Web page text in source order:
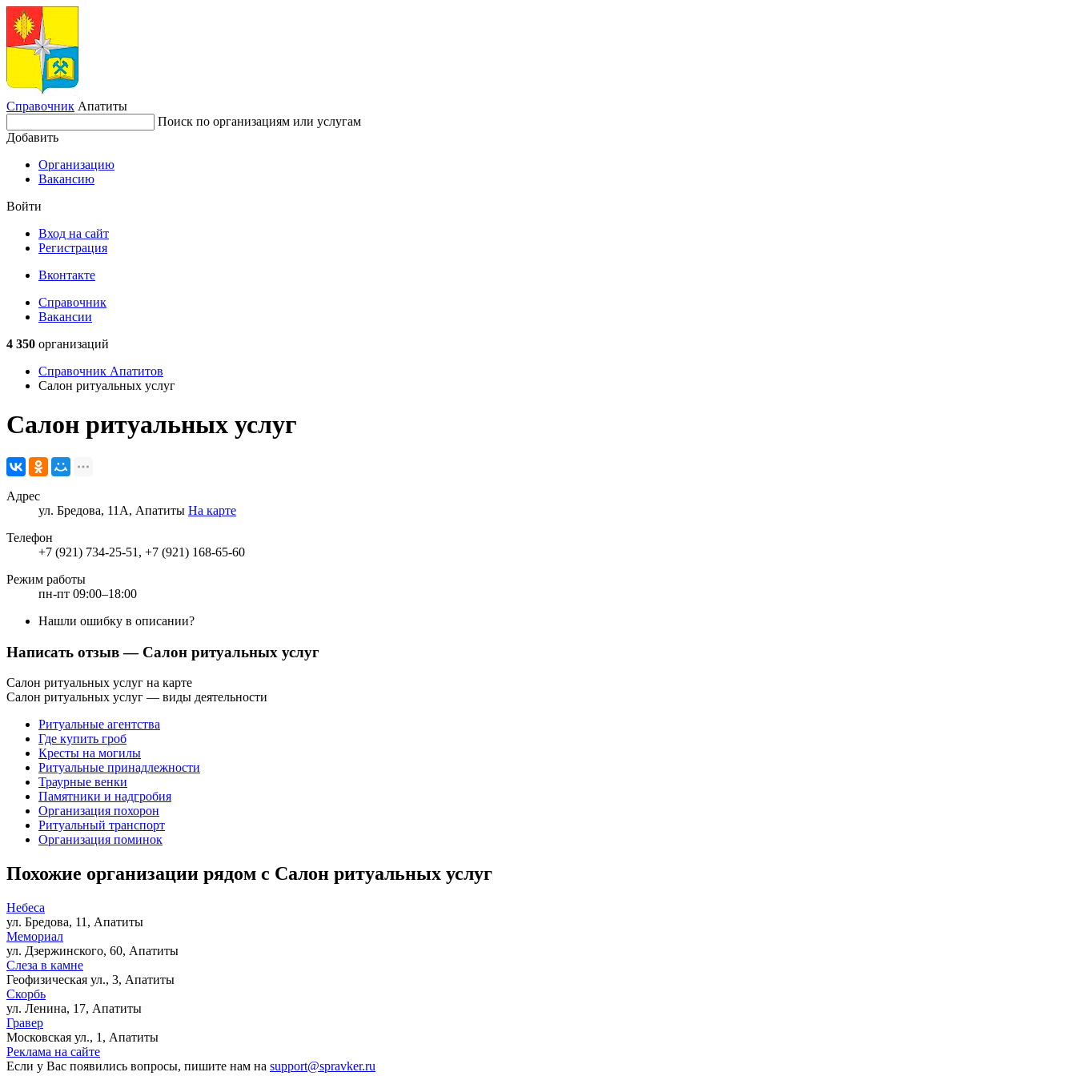
Справочник Апатиты
Поиск по организациям или услугам
Добавить
Организацию
Вакансию
Войти
Вход на сайт
Регистрация
Вконтакте
Справочник
Вакансии
4 350 организаций
Справочник Апатитов
Салон ритуальных услуг
Салон ритуальных услуг
Адрес
ул. Бредова, 11А, Апатиты На карте
Телефон
+7 (921) 734-25-51, +7 (921) 168-65-60
Режим работы
пн-пт 09:00–18:00
Нашли ошибку в описании?
Написать отзыв— Салон ритуальных услуг
Салон ритуальных услуг на карте
Салон ритуальных услуг — виды деятельности
Ритуальные агентства
Где купить гроб
Кресты на могилы
Ритуальные принадлежности
Траурные венки
Памятники и надгробия
Организация похорон
Ритуальный транспорт
Организация поминок
Похожие организации рядом с Салон ритуальных услуг
Небеса
ул. Бредова, 11, Апатиты
Мемориал
ул. Дзержинского, 60, Апатиты
Слеза в камне
Геофизическая ул., 3, Апатиты
Скорбь
ул. Ленина, 17, Апатиты
Гравер
Московская ул., 1, Апатиты
Реклама на сайте
Если у Вас появились вопросы, пишите нам на support@spravker.ru